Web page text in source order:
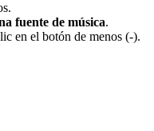
fuente de música.
en el botón de menos (-).